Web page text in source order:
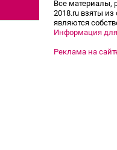
Все материалы,
2018.ru взяты
являются
Информация
Реклама на